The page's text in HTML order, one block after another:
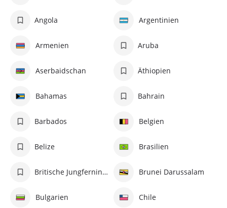
Angola Argentinien
Armenien Aruba
Aserbaidschan Äthiopien
Bahamas Bahrain
Barbados Belgien
Belize Brasilien
Britische Jungferninseln Brunei Darussalam
Bulgarien Chile